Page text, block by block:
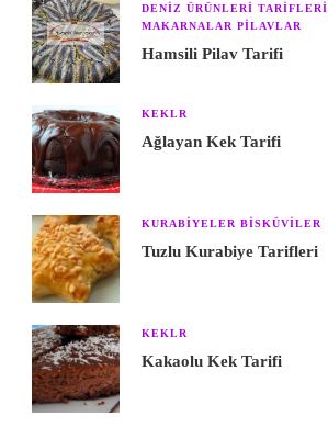
DENIZ ÜRÜNLERI TARIFLERI
MAKARNALAR PILAVLAR
Hamsili Pilav Tarifi
KEKLR
Ağlayan Kek Tarifi
KURABIYELER BISKÜVILER
Tuzlu Kurabiye Tarifleri
KEKLR
Kakaolu Kek Tarifi